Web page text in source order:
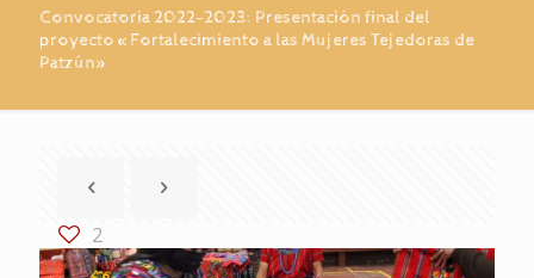
Convocatoria 2022-2023: Presentación final del
proyecto «Fortalecimiento a las Mujeres Tejedoras de
Patzún»
2